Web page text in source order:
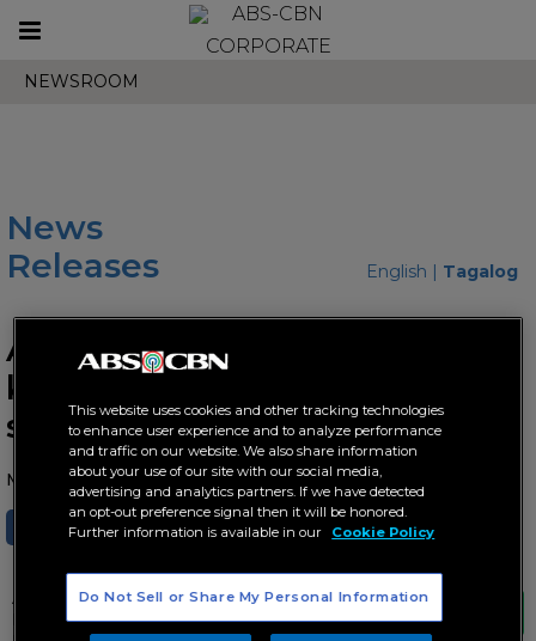
Toggle
CORPORATE
NEWSROOM
News
Releases
English | Tagalog
Andrea, ibabahagi ang
kanyang masakit na nakaraan
sa "Tao Po"
May 17, 2024 AT 04:05 PM
SHARE TWEET
Andrea also talks about the challenges of
being a child star and growing up in the
This website uses cookies and other tracking technologies
to enhance user experience and to analyze performance
and traffic on our website. We also share information
about your use of our site with our social media,
advertising and analytics partners. If we have detected
an opt-out preference signal then it will be honored.
Further information is available in our
Cookie Policy
Do Not Sell or Share My Personal Information